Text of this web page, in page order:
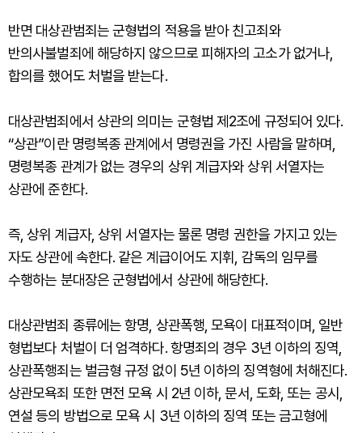
반면 대상관범죄는 군형법의 적용을 받아 친고죄와
반의사불벌죄에 해당하지 않으므로 피해자의 고소가 없거나,
합의를 했어도 처벌을 받는다.
대상관범죄에서 상관의 의미는 군형법 제2조에 규정되어 있다.
“상관”이란 명령복종 관계에서 명령권을 가진 사람을 말하며,
명령복종 관계가 없는 경우의 상위 계급자와 상위 서열자는
상관에 준한다.
즉, 상위 계급자, 상위 서열자는 물론 명령 권한을 가지고 있는
자도 상관에 속한다. 같은 계급이어도 지휘, 감독의 임무를
수행하는 분대장은 군형법에서 상관에 해당한다.
대상관범죄 종류에는 항명, 상관폭행, 모욕이 대표적이며, 일반
형법보다 처벌이 더 엄격하다. 항명죄의 경우 3년 이하의 징역,
상관폭행죄는 벌금형 규정 없이 5년 이하의 징역형에 처해진다.
상관모욕죄 또한 면전 모욕 시 2년 이하, 문서, 도화, 또는 공시,
연설 등의 방법으로 모욕 시 3년 이하의 징역 또는 금고형에